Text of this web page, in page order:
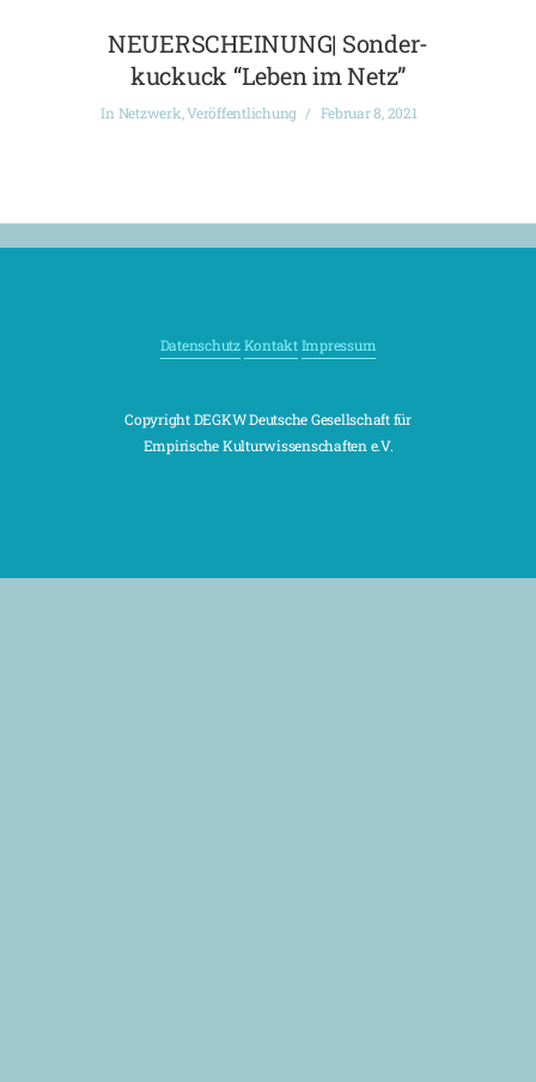
NEUERSCHEINUNG| Sonder-
kuckuck “Leben im Netz”
InNetzwerk,Veröffentlichung Februar 8, 2021
DatenschutzKontaktImpressum
Copyright DEGKW Deutsche Gesellschaft für
Empirische Kulturwissenschaften e.V.